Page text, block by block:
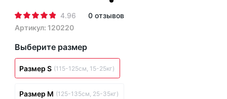
4.96
0 отзывов
Артикул: 120220
Выберите размер
Размер S (115-125см, 15-25кг)
Размер M (125-135см, 25-35кг)